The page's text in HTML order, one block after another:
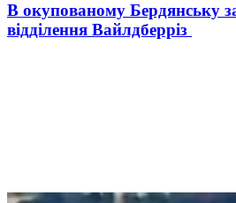
В окупованому Бердянську
відділення Вайлдберріз